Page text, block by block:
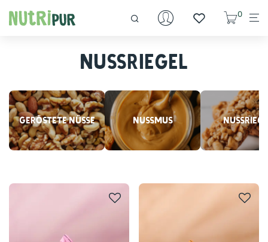
0
Nussriegel
Geröstete Nüsse Nussmus